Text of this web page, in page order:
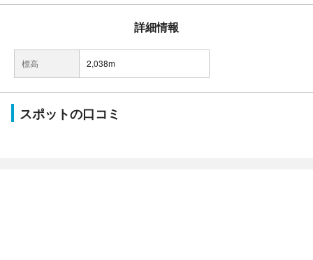
詳細情報
標高 2,038m
スポットの口コミ